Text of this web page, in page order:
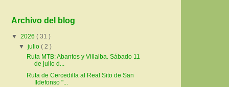
Archivo del blog
▼ 2026 ( 31 )
▼julio( 2 )
Ruta MTB: Abantos y Villalba. Sábado 11
de julio d...
Ruta de Cercedilla al Real Sito de San
Ildefonso "...